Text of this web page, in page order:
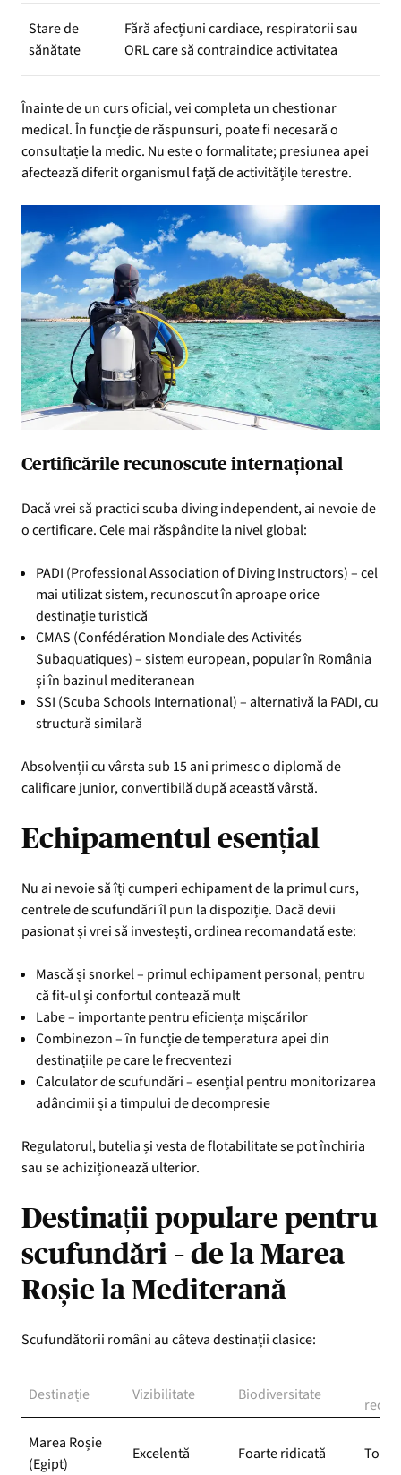
Stare de
sănătate
Fără afecțiuni cardiace, respiratorii sau
ORL care să contraindice activitatea
Înainte de un curs oficial, vei completa un chestionar
medical. În funcție de răspunsuri, poate fi necesară o
consultație la medic. Nu este o formalitate; presiunea apei
afectează diferit organismul față de activitățile terestre.
Certificările recunoscute internațional
Dacă vrei să practici scuba diving independent, ai nevoie de
o certificare. Cele mai răspândite la nivel global:
PADI (Professional Association of Diving Instructors) – cel
mai utilizat sistem, recunoscut în aproape orice
destinație turistică
CMAS (Confédération Mondiale des Activités
Subaquatiques) – sistem european, popular în România
și în bazinul mediteranean
SSI (Scuba Schools International) – alternativă la PADI, cu
structură similară
Absolvenții cu vârsta sub 15 ani primesc o diplomă de
calificare junior, convertibilă după această vârstă.
Echipamentul esențial
Nu ai nevoie să îți cumperi echipament de la primul curs,
centrele de scufundări îl pun la dispoziție. Dacă devii
pasionat și vrei să investești, ordinea recomandată este:
Mască și snorkel – primul echipament personal, pentru
că fit-ul și confortul contează mult
Labe – importante pentru eficiența mișcărilor
Combinezon – în funcție de temperatura apei din
destinațiile pe care le frecventezi
Calculator de scufundări – esențial pentru monitorizarea
adâncimii și a timpului de decompresie
Regulatorul, butelia și vesta de flotabilitate se pot închiria
sau se achiziționează ulterior.
Destinații populare pentru
scufundări – de la Marea
Roșie la Mediterană
Scufundătorii români au câteva destinații clasice:
Destinație Vizibilitate Biodiversitate
Marea Roșie
(Egipt)
Excelentă Foarte ridicată